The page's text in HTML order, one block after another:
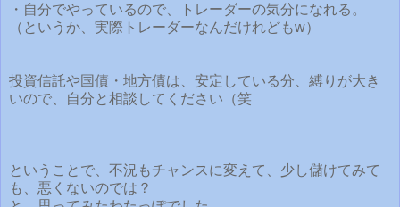
・自分でやっているので、トレーダーの気分になれる。
（というか、実際トレーダーなんだけれどもw）
投資信託や国債・地方債は、安定している分、縛りが大き
いので、自分と相談してください（笑
ということで、不況もチャンスに変えて、少し儲けてみて
も、悪くないのでは？